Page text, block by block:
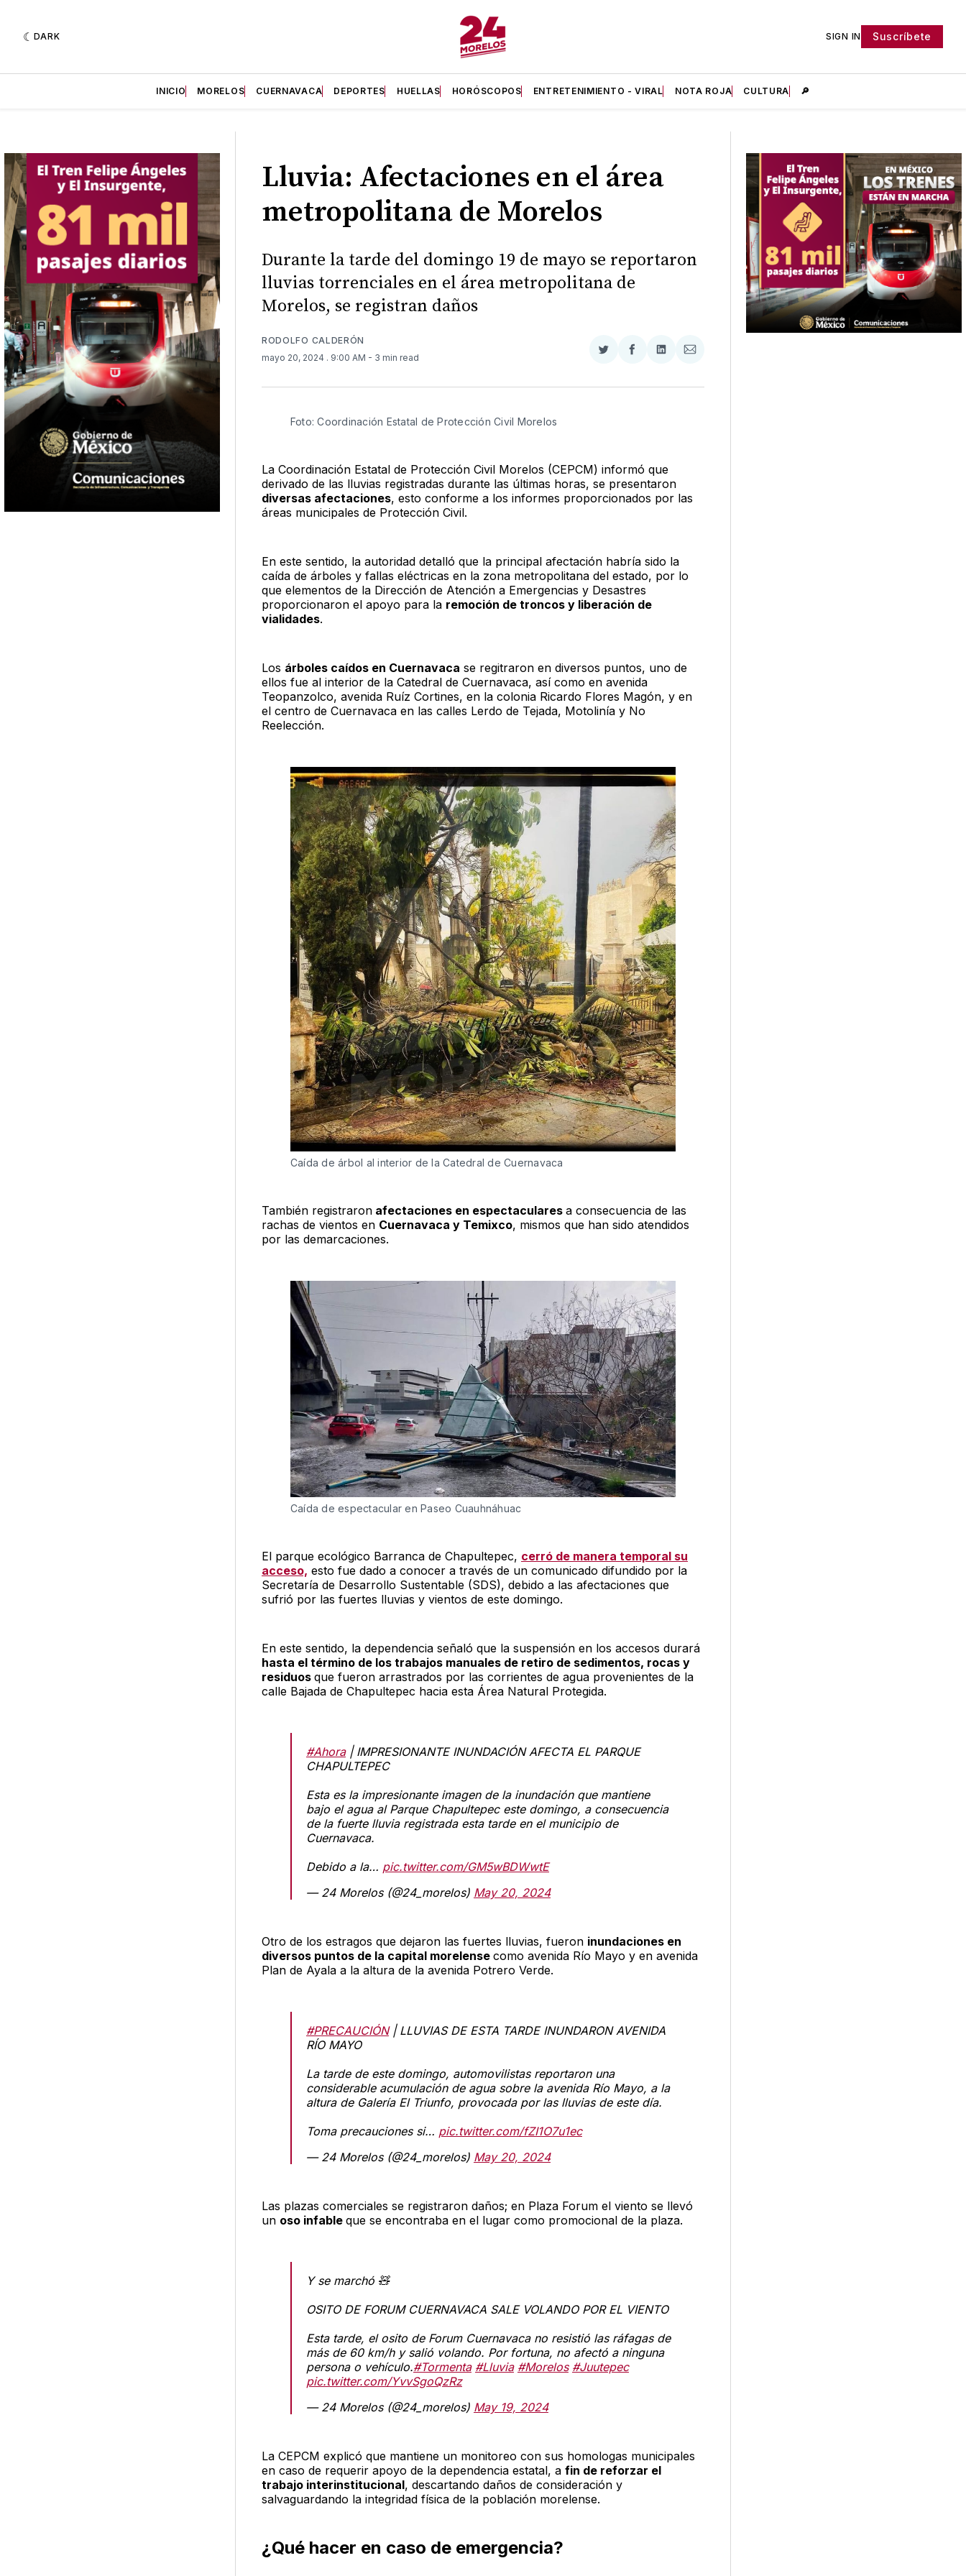
DARK SIGN IN Suscríbete
INICIO MORELOS CUERNAVACA DEPORTES HUELLAS HORÓSCOPOS ENTRETENIMIENTO - VIRAL NOTA ROJA CULTURA 🔎
Lluvia: Afectaciones en el área
metropolitana de Morelos
Durante la tarde del domingo 19 de mayo se reportaron
lluvias torrenciales en el área metropolitana de
Morelos, se registran daños
RODOLFO CALDERÓN
mayo 20, 2024 . 9:00 AM - 3 min read
Compartir
Twitter
Compartir
Facebook
Compartir
LinkedIn
Compartir
Email
Foto: Coordinación Estatal de Protección Civil Morelos
La Coordinación Estatal de Protección Civil Morelos (CEPCM) informó que
derivado de las lluvias registradas durante las últimas horas, se presentaron
diversas afectaciones, esto conforme a los informes proporcionados por las
áreas municipales de Protección Civil.
En este sentido, la autoridad detalló que la principal afectación habría sido la
caída de árboles y fallas eléctricas en la zona metropolitana del estado, por lo
que elementos de la Dirección de Atención a Emergencias y Desastres
proporcionaron el apoyo para la remoción de troncos y liberación de
vialidades.
Los árboles caídos en Cuernavaca se regitraron en diversos puntos, uno de
ellos fue al interior de la Catedral de Cuernavaca, así como en avenida
Teopanzolco, avenida Ruíz Cortines, en la colonia Ricardo Flores Magón, y en
el centro de Cuernavaca en las calles Lerdo de Tejada, Motolinía y No
Reelección.
Caída de árbol al interior de la Catedral de Cuernavaca
También registraronafectaciones en espectaculares a consecuencia de las
rachas de vientos en Cuernavaca y Temixco, mismos que han sido atendidos
por las demarcaciones.
Caída de espectacular en Paseo Cuauhnáhuac
El parque ecológico Barranca de Chapultepec, cerró de manera temporal su
acceso, esto fue dado a conocer a través de un comunicado difundido por la
Secretaría de Desarrollo Sustentable (SDS), debido a las afectaciones que
sufrió por las fuertes lluvias y vientos de este domingo.
En este sentido, la dependencia señaló que la suspensión en los accesos durará
hasta el término de los trabajos manuales de retiro de sedimentos, rocas y
residuos que fueron arrastrados por las corrientes de agua provenientes de la
calle Bajada de Chapultepec hacia esta Área Natural Protegida.
#Ahora| IMPRESIONANTE INUNDACIÓN AFECTA EL PARQUE
CHAPULTEPEC
Esta es la impresionante imagen de la inundación que mantiene
bajo el agua al Parque Chapultepec este domingo, a consecuencia
de la fuerte lluvia registrada esta tarde en el municipio de
Cuernavaca.
Debido a la… pic.twitter.com/GM5wBDWwtE
— 24 Morelos (@24_morelos) May 20, 2024
Otro de los estragos que dejaron las fuertes lluvias, fueron inundaciones en
diversos puntos de la capital morelense como avenida Río Mayo y en avenida
Plan de Ayala a la altura de la avenida Potrero Verde.
#PRECAUCIÓN| LLUVIAS DE ESTA TARDE INUNDARON AVENIDA
RÍO MAYO
La tarde de este domingo, automovilistas reportaron una
considerable acumulación de agua sobre la avenida Río Mayo, a la
altura de Galería El Triunfo, provocada por las lluvias de este día.
Toma precauciones si… pic.twitter.com/fZI1O7u1ec
— 24 Morelos (@24_morelos) May 20, 2024
Las plazas comerciales se registraron daños; en Plaza Forum el viento se llevó
un oso infable que se encontraba en el lugar como promocional de la plaza.
Y se marchó 🧸
OSITO DE FORUM CUERNAVACA SALE VOLANDO POR EL VIENTO
Esta tarde, el osito de Forum Cuernavaca no resistió las ráfagas de
más de 60 km/h y salió volando. Por fortuna, no afectó a ninguna
persona o vehículo.#Tormenta #Lluvia #Morelos #Juutepec
pic.twitter.com/YvvSgoQzRz
— 24 Morelos (@24_morelos) May 19, 2024
La CEPCM explicó que mantiene un monitoreo con sus homologas municipales
en caso de requerir apoyo de la dependencia estatal, a fin de reforzar el
trabajo interinstitucional, descartando daños de consideración y
salvaguardando la integridad física de la población morelense.
¿Qué hacer en caso de emergencia?